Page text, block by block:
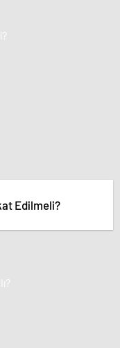
Edilmeli?